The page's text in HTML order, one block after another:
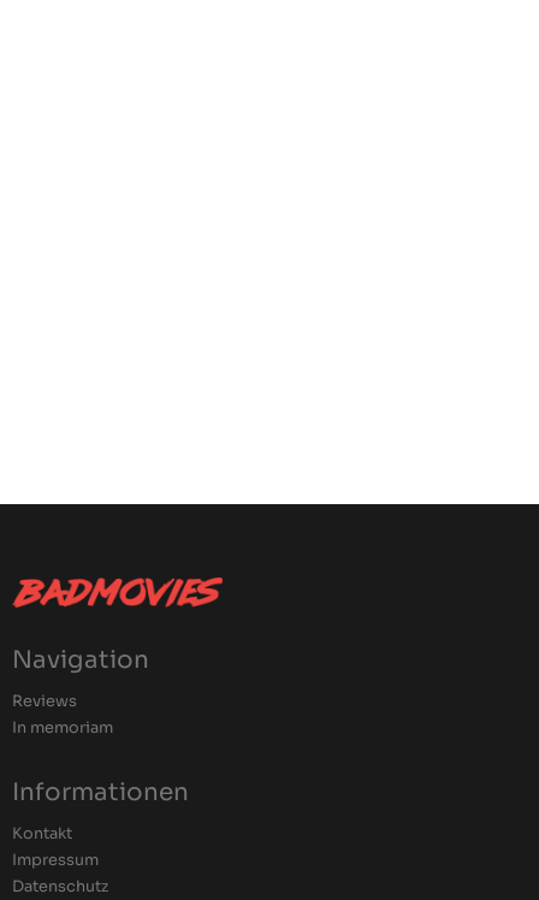
Navigation
Reviews
In memoriam
Informationen
Kontakt
Impressum
Datenschutz